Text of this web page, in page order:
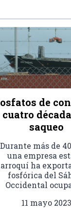
de
cuatro
saqueo
Durante más de
una empresa
ha
fosfórica del
Occidental
11 mayo 2023